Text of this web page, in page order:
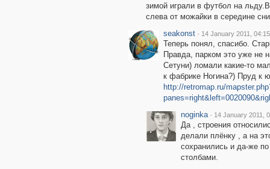
зимой играли в футбол на
слева от можайки в середине
seakonst · 14 January 2011, 04:15
Теперь понял, спасибо.
Правда, парком это уже не
Сетуни) ломали какие-то
к фабрике Ногина?) Пруд к
http://retromap.ru/
noginka · 14 January 2011,
Да , строения
делали плёнку , а на
сохранились и да-же
столбами.